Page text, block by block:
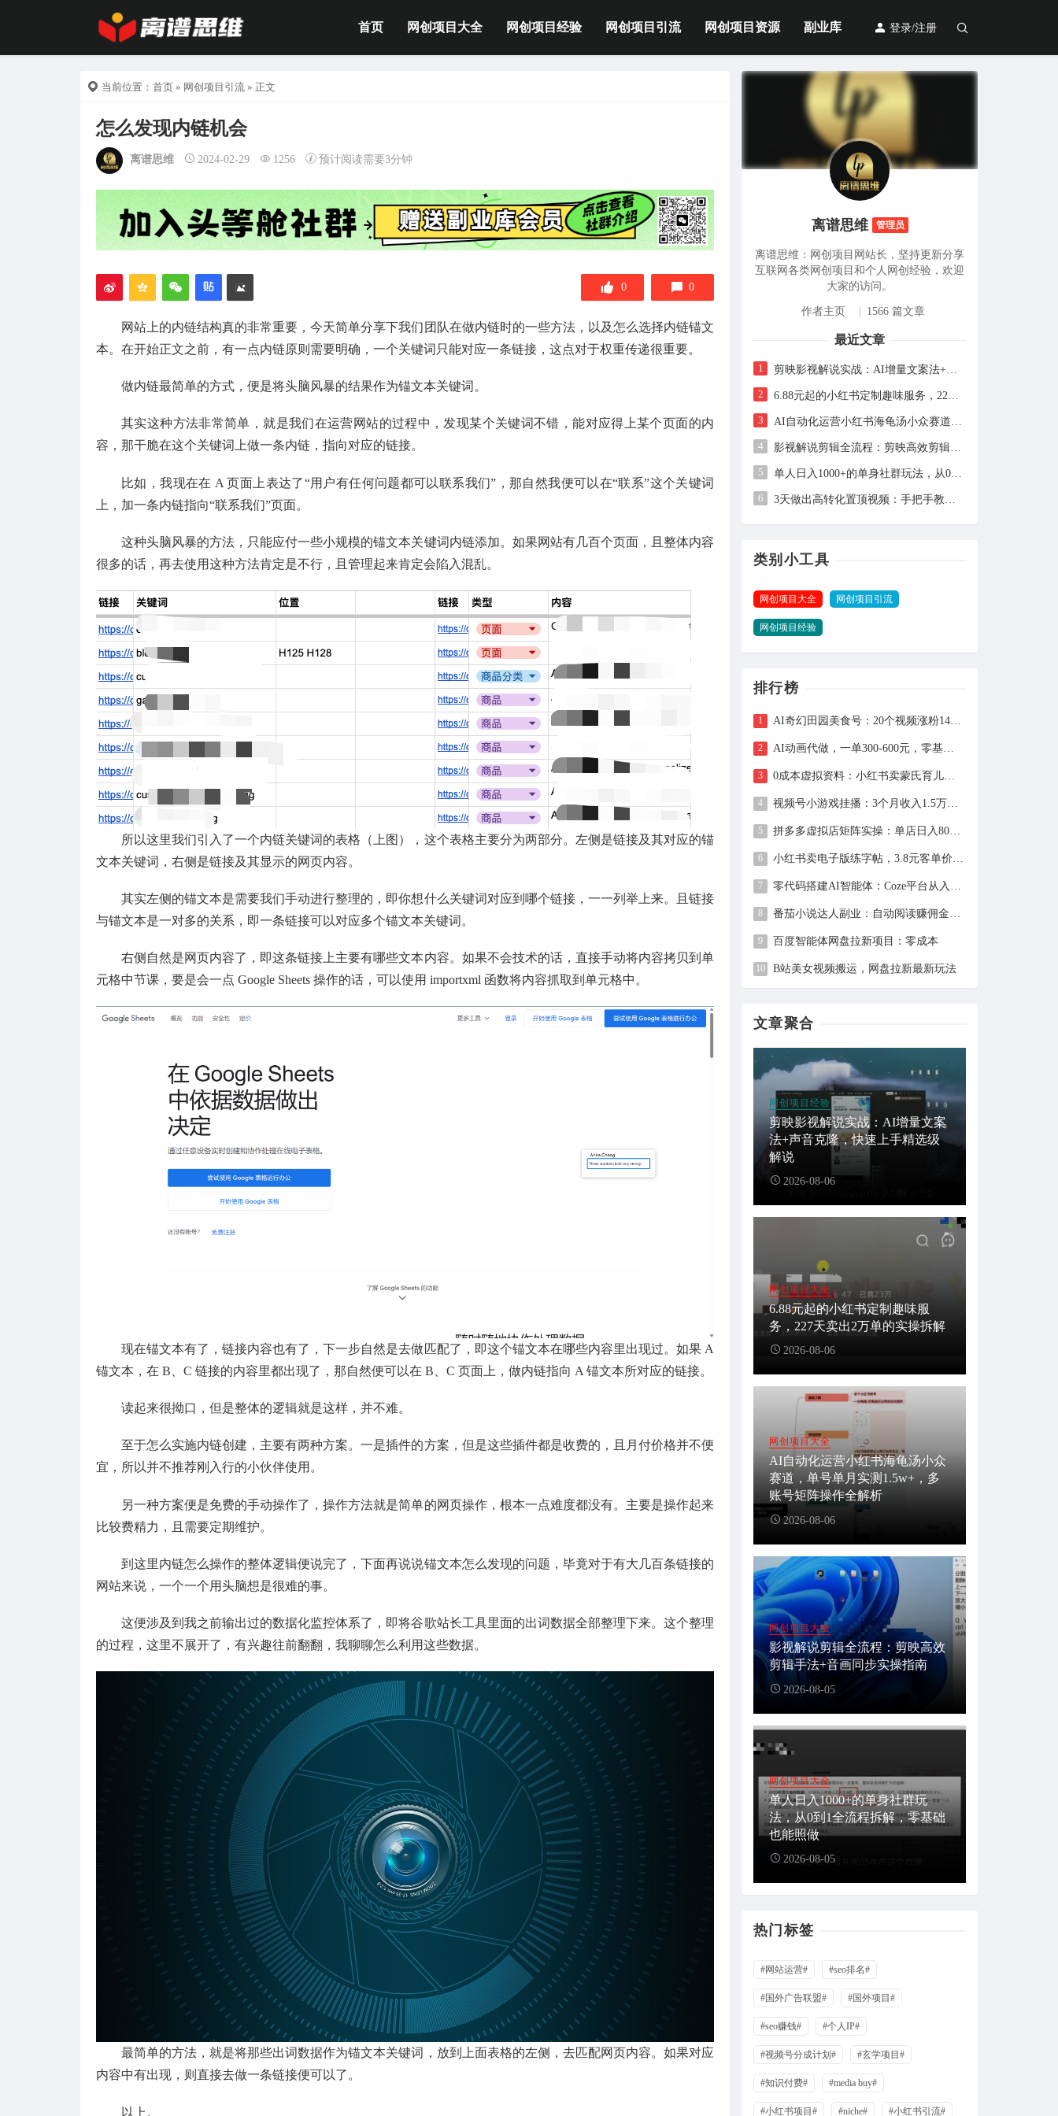
首页 网创项目大全 网创项目经验 网创项目引流 网创项目资源 副业库 登录/注册
当前位置： 首页 » 网创项目引流 » 正文
怎么发现内链机会
离谱思维 2024-02-29 1256 预计阅读需要3分钟
0 0
网站上的内链结构真的非常重要，今天简单分享下我们团队在做内链时的一些方法，以及怎么选择内链锚文
本。在开始正文之前，有一点内链原则需要明确，一个关键词只能对应一条链接，这点对于权重传递很重要。
做内链最简单的方式，便是将头脑风暴的结果作为锚文本关键词。
其实这种方法非常简单，就是我们在运营网站的过程中，发现某个关键词不错，能对应得上某个页面的内
容，那干脆在这个关键词上做一条内链，指向对应的链接。
比如，我现在在 A 页面上表达了“用户有任何问题都可以联系我们”，那自然我便可以在“联系”这个关键词
上，加一条内链指向“联系我们”页面。
这种头脑风暴的方法，只能应付一些小规模的锚文本关键词内链添加。如果网站有几百个页面，且整体内容
很多的话，再去使用这种方法肯定是不行，且管理起来肯定会陷入混乱。
所以这里我们引入了一个内链关键词的表格（上图），这个表格主要分为两部分。左侧是链接及其对应的锚
文本关键词，右侧是链接及其显示的网页内容。
其实左侧的锚文本是需要我们手动进行整理的，即你想什么关键词对应到哪个链接，一一列举上来。且链接
与锚文本是一对多的关系，即一条链接可以对应多个锚文本关键词。
右侧自然是网页内容了，即这条链接上主要有哪些文本内容。如果不会技术的话，直接手动将内容拷贝到单
元格中节课，要是会一点 Google Sheets 操作的话，可以使用 importxml 函数将内容抓取到单元格中。
现在锚文本有了，链接内容也有了，下一步自然是去做匹配了，即这个锚文本在哪些内容里出现过。如果 A
锚文本，在 B、C 链接的内容里都出现了，那自然便可以在 B、C 页面上，做内链指向 A 锚文本所对应的链接。
读起来很拗口，但是整体的逻辑就是这样，并不难。
至于怎么实施内链创建，主要有两种方案。一是插件的方案，但是这些插件都是收费的，且月付价格并不便
宜，所以并不推荐刚入行的小伙伴使用。
另一种方案便是免费的手动操作了，操作方法就是简单的网页操作，根本一点难度都没有。主要是操作起来
比较费精力，且需要定期维护。
到这里内链怎么操作的整体逻辑便说完了，下面再说说锚文本怎么发现的问题，毕竟对于有大几百条链接的
网站来说，一个一个用头脑想是很难的事。
这便涉及到我之前输出过的数据化监控体系了，即将谷歌站长工具里面的出词数据全部整理下来。这个整理
的过程，这里不展开了，有兴趣往前翻翻，我聊聊怎么利用这些数据。
最简单的方法，就是将那些出词数据作为锚文本关键词，放到上面表格的左侧，去匹配网页内容。如果对应
内容中有出现，则直接去做一条链接便可以了。
以上。
离谱思维 管理员
离谱思维：网创项目网站长，坚持更新分享
互联网各类网创项目和个人网创经验，欢迎
大家的访问。
作者主页 1566 篇文章
最近文章
1 剪映影视解说实战：AI增量文案法+声音克隆，快速上手精选级解说
2 6.88元起的小红书定制趣味服务，227天卖出2万单的实操拆解
3 AI自动化运营小红书海龟汤小众赛道，单号单月实测1.5w+，多账号矩阵操作全解析
4 影视解说剪辑全流程：剪映高效剪辑手法+音画同步实操指南
5 单人日入1000+的单身社群玩法，从0到1全流程拆解，零基础也能照做
6 3天做出高转化置顶视频：手把手教你用AI+日更稳定获客
类别小工具
网创项目大全 网创项目引流
网创项目经验
排行榜
百度智能体网盘拉新项目：零成本
B站美女视频搬运，网盘拉新最新玩法
文章聚合
网创项目经验
剪映影视解说实战：AI增量文案
法+声音克隆，快速上手精选级
解说
2026-08-06
网创项目大全
6.88元起的小红书定制趣味服
务，227天卖出2万单的实操拆解
2026-08-06
网创项目大全
AI自动化运营小红书海龟汤小众
赛道，单号单月实测1.5w+，多
账号矩阵操作全解析
2026-08-06
网创项目大全
影视解说剪辑全流程：剪映高效
剪辑手法+音画同步实操指南
2026-08-05
网创项目大全
单人日入1000+的单身社群玩
法，从0到1全流程拆解，零基础
也能照做
2026-08-05
热门标签
#网站运营# #seo排名#
#国外广告联盟# #国外项目#
#seo赚钱# #个人IP#
#视频号分成计划# #玄学项目#
#知识付费# #media buy#
#小红书项目# #niche# #小红书引流#